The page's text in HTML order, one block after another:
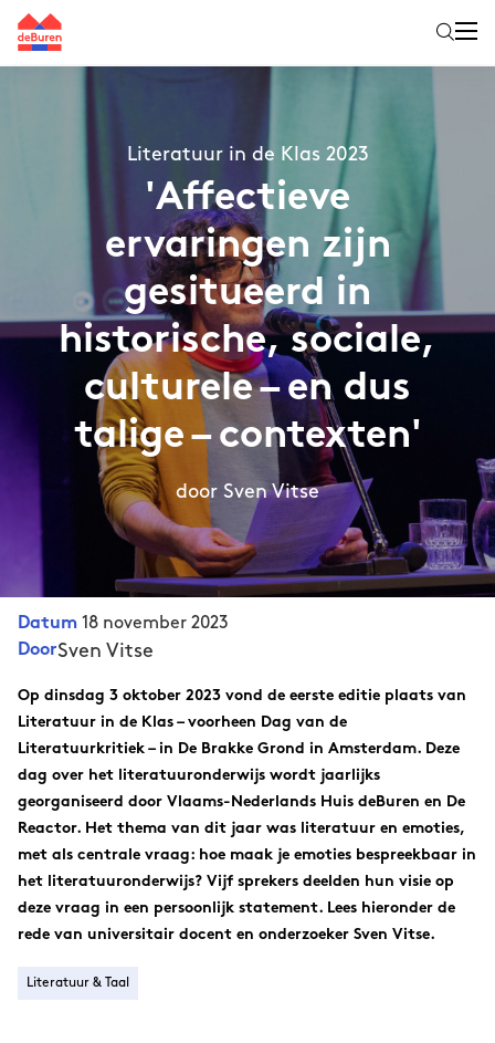
Literatuur in de Klas 2023
'Affectieve
ervaringen zijn
gesitueerd in
historische, sociale,
culturele – en dus
talige – contexten'
door Sven Vitse
Datum 18 november 2023
DoorSven Vitse
Op dinsdag 3 oktober 2023 vond de eerste editie plaats van
Literatuur in de Klas – voorheen Dag van de
Literatuurkritiek – in De Brakke Grond in Amsterdam. Deze
dag over het literatuuronderwijs wordt jaarlijks
georganiseerd door Vlaams-Nederlands Huis deBuren en De
Reactor. Het thema van dit jaar was literatuur en emoties,
met als centrale vraag: hoe maak je emoties bespreekbaar in
het literatuuronderwijs? Vijf sprekers deelden hun visie op
deze vraag in een persoonlijk statement. Lees hieronder de
rede van universitair docent en onderzoeker Sven Vitse.
Literatuur & Taal